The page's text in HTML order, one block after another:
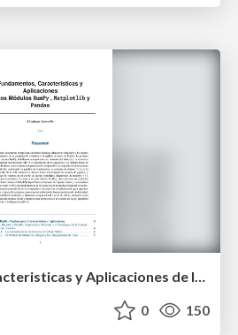
0 150